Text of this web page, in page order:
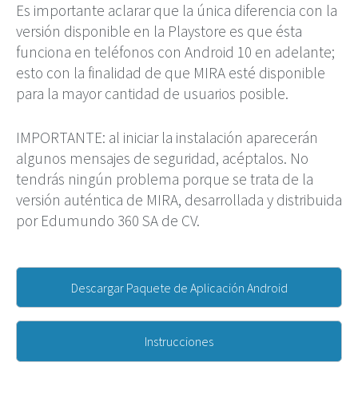
Es importante aclarar que la única diferencia con la
versión disponible en la Playstore es que ésta
funciona en teléfonos con Android 10 en adelante;
esto con la finalidad de que MIRA esté disponible
para la mayor cantidad de usuarios posible.
IMPORTANTE: al iniciar la instalación aparecerán
algunos mensajes de seguridad, acéptalos. No
tendrás ningún problema porque se trata de la
versión auténtica de MIRA, desarrollada y distribuida
por Edumundo 360 SA de CV.
Descargar Paquete de Aplicación Android
Instrucciones